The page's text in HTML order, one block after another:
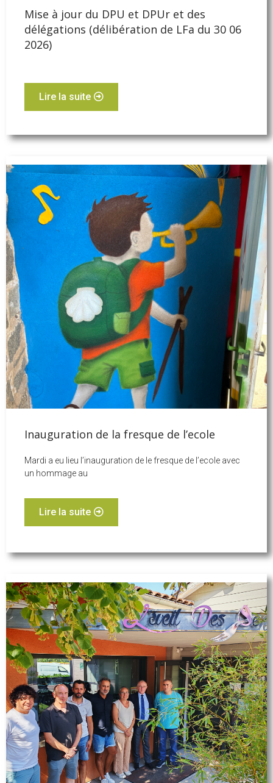
Mise à jour du DPU et DPUr et des
délégations (délibération de LFa du 30 06
2026)
Lire la suite
Inauguration de la fresque de l’ecole
Mardi a eu lieu l’inauguration de le fresque de l’ecole avec
un hommage au
Lire la suite